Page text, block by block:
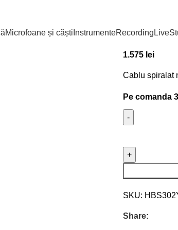
Microfoane și căști InstrumenteRecording Live
Ambient
1.575 lei
Cablu spiralat
Pe comanda
SKU:
Share: